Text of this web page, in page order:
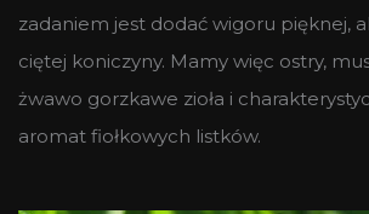
zadaniem jest dodać wigoru pięknej,
ciętej koniczyny. Mamy więc ostry,
żwawo gorzkawe zioła i
aromat fiołkowych listków.